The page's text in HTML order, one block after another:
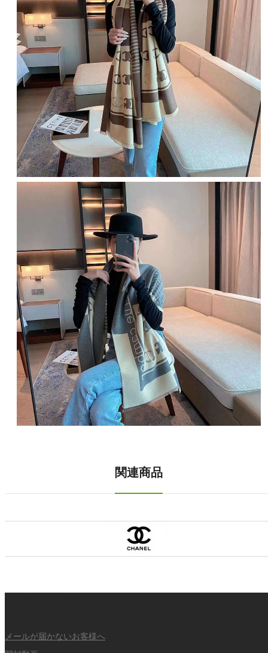
関連商品
メールが届かないお客様へ